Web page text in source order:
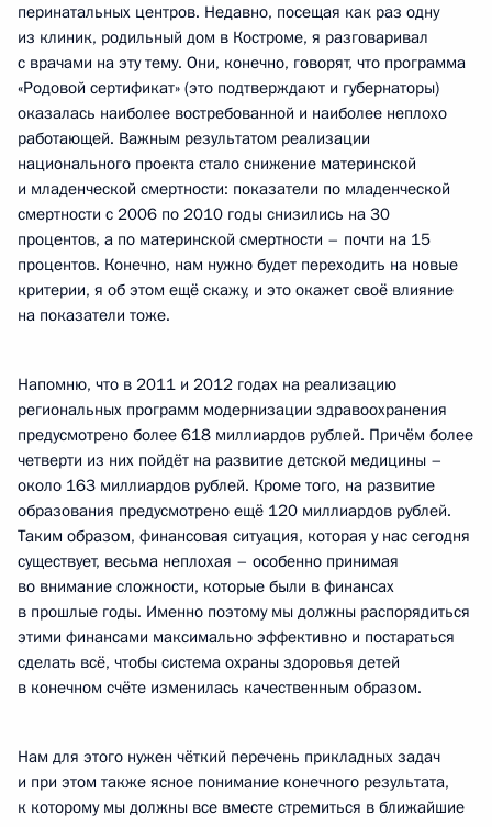
перинатальных центров. Недавно, посещая как раз одну
из клиник, родильный дом в Костроме, я разговаривал
с врачами на эту тему. Они, конечно, говорят, что программа
«Родовой сертификат» (это подтверждают и губернаторы)
оказалась наиболее востребованной и наиболее неплохо
работающей. Важным результатом реализации
национального проекта стало снижение материнской
и младенческой смертности: показатели по младенческой
смертности с 2006 по 2010 годы снизились на 30
процентов, а по материнской смертности – почти на 15
процентов. Конечно, нам нужно будет переходить на новые
критерии, я об этом ещё скажу, и это окажет своё влияние
на показатели тоже.
Напомню, что в 2011 и 2012 годах на реализацию
региональных программ модернизации здравоохранения
предусмотрено более 618 миллиардов рублей. Причём более
четверти из них пойдёт на развитие детской медицины –
около 163 миллиардов рублей. Кроме того, на развитие
образования предусмотрено ещё 120 миллиардов рублей.
Таким образом, финансовая ситуация, которая у нас сегодня
существует, весьма неплохая – особенно принимая
во внимание сложности, которые были в финансах
в прошлые годы. Именно поэтому мы должны распорядиться
этими финансами максимально эффективно и постараться
сделать всё, чтобы система охраны здоровья детей
в конечном счёте изменилась качественным образом.
Нам для этого нужен чёткий перечень прикладных задач
и при этом также ясное понимание конечного результата,
к которому мы должны все вместе стремиться в ближайшие